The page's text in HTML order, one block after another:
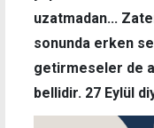
uzatmadan...
sonunda erken
getirmeseler de
bellidir. 27 Eylül